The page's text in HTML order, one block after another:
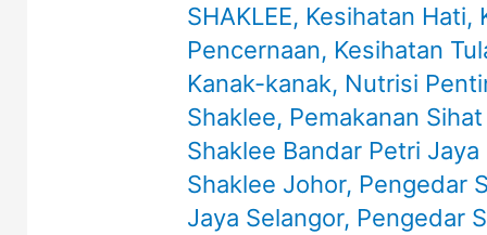
SHAKLEE, Kesihatan Hati,
Pencernaan, Kesihatan
Kanak-kanak, Nutrisi
Shaklee, Pemakanan
Shaklee Bandar Petri
Shaklee Johor, Pengedar
Jaya Selangor, Pengedar